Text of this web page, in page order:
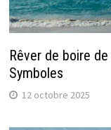
Rêver de boire
Symboles
12 octobre 2025